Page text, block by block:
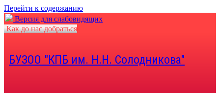
Перейти к содержанию
Версия для слабовидящих
Как до нас добраться
БУЗОО "КПБ им. Н.Н. Солодникова"